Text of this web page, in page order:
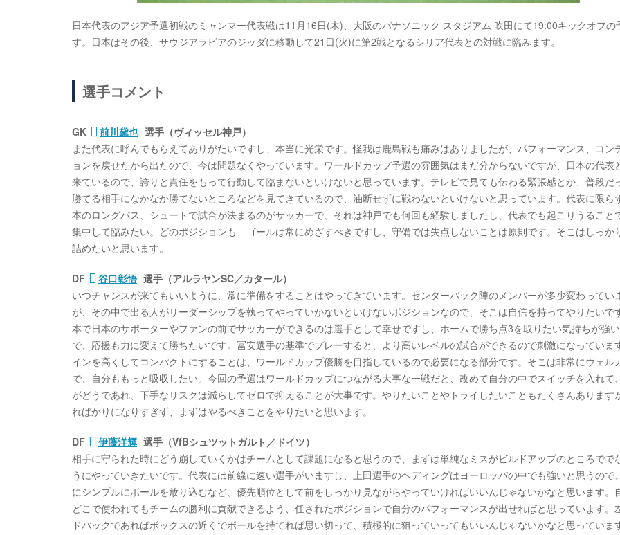
日本代表のアジア予選初戦のミャンマー代表戦は11月16日(木)、大阪のパナソニック スタジアム 吹田にて19:00キックオフの
す。日本はその後、サウジアラビアのジッダに移動して21日(火)に第2戦となるシリア代表との対戦に臨みます。
選手コメント
GK 前川黛也 選手（ヴィッセル神戸）
また代表に呼んでもらえてありがたいですし、本当に光栄です。怪我は鹿島戦も痛みはありましたが、パフォーマンス、コン
ョンを戻せたから出たので、今は問題なくやっています。ワールドカップ予選の雰囲気はまだ分からないですが、日本の代表
来ているので、誇りと責任をもって行動して臨まないといけないと思っています。テレビで見ても伝わる緊張感とか、普段だ
勝てる相手になかなか勝てないところなどを見てきているので、油断せずに戦わないといけないと思っています。代表に限ら
本のロングパス、シュートで試合が決まるのがサッカーで、それは神戸でも何回も経験しましたし、代表でも起こりうること
集中して臨みたい。どのポジションも、ゴールは常にめざすべきですし、守備では失点しないことは原則です。そこはしっか
詰めたいと思います。
DF 谷口彰悟 選手（アルラヤンSC／カタール）
いつチャンスが来てもいいように、常に準備をすることはやってきています。センターバック陣のメンバーが多少変わってい
が、その中で出る人がリーダーシップを執ってやっていかないといけないポジションなので、そこは自信を持ってやりたいで
本で日本のサポーターやファンの前でサッカーができるのは選手として幸せですし、ホームで勝ち点3を取りたい気持ちが強
で、応援も力に変えて勝ちたいです。冨安選手の基準でプレーすると、より高いレベルの試合ができるので刺激になっていま
インを高くしてコンパクトにすることは、ワールドカップ優勝を目指しているので必要になる部分です。そこは非常にウェル
で、自分ももっと吸収したい。今回の予選はワールドカップにつながる大事な一戦だと、改めて自分の中でスイッチを入れて
がどうであれ、下手なリスクは減らしてゼロで抑えることが大事です。やりたいことやトライしたいこともたくさんあります
ればかりになりすぎず、まずはやるべきことをやりたいと思います。
DF 伊藤洋輝 選手（VfBシュツットガルト／ドイツ）
相手に守られた時にどう崩していくかはチームとして課題になると思うので、まずは単純なミスがビルドアップのところでで
うにやっていきたいです。代表には前線に速い選手がいますし、上田選手のヘディングはヨーロッパの中でも強いと思うので
にシンプルにボールを放り込むなど、優先順位として前をしっかり見ながらやっていければいいんじゃないかなと思います。
どこで使われてもチームの勝利に貢献できるよう、任されたポジションで自分のパフォーマンスが出せればと思っています。
ドバックであればボックスの近くでボールを持てれば思い切って、積極的に狙っていってもいいんじゃないかなと思っていま